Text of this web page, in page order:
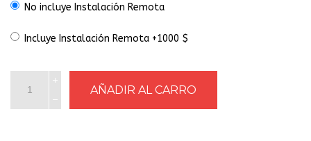
No incluye Instalación Remota
Incluye Instalación Remota +1000 $